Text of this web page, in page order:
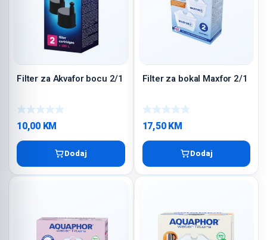
Filter za Akvafor bocu 2/1
10,00 KM
Dodaj
Filter za bokal Maxfor 2/1
17,50KM
Dodaj